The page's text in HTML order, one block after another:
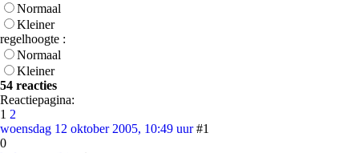
Normaal
Kleiner
regelhoogte :
Normaal
Kleiner
54 reacties
Reactiepagina:
1 2
woensdag 12 oktober 2005, 10:49 uur #1
0